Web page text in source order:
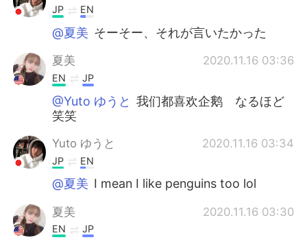
Tiếng Việt
Português
JP EN
@夏美 そーそー、それが言いたかった
夏美 2020.11.16 03:36
EN JP
@Yuto ゆうと 我们都喜欢企鹅 なるほど
笑笑
Yuto ゆうと 2020.11.16 03:34
JP EN
@夏美 I mean I like penguins too lol
夏美 2020.11.16 03:30
EN JP